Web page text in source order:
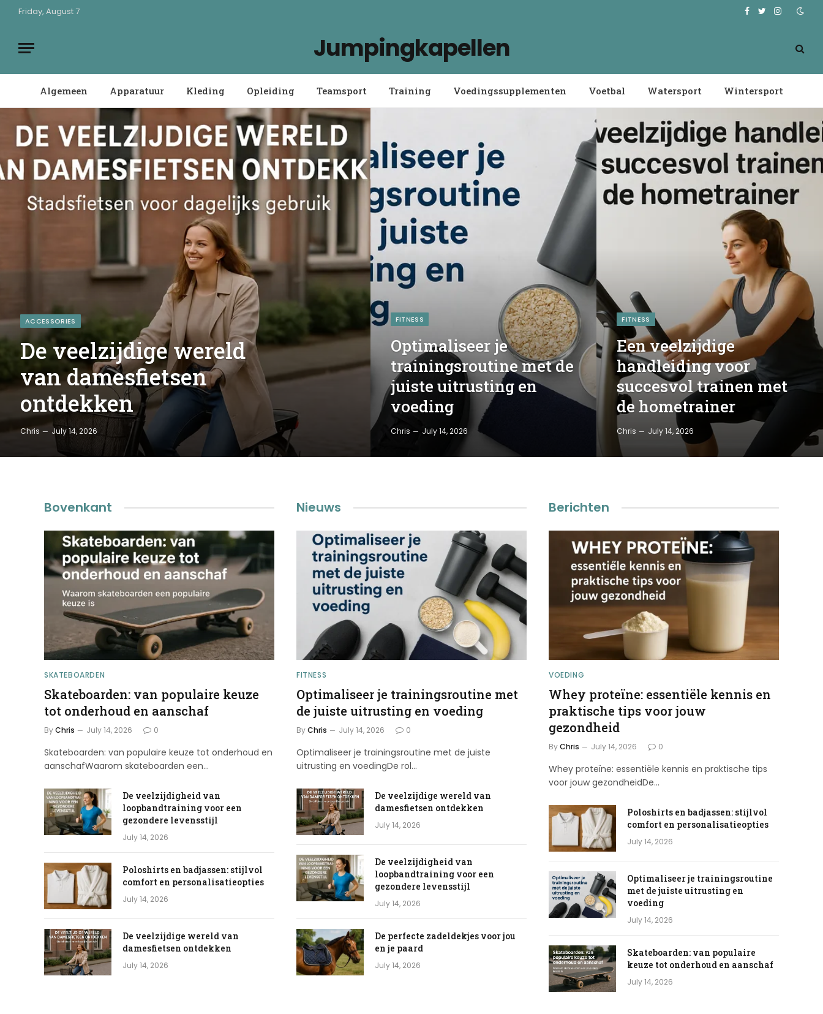
Friday, August 7 Facebook
TwitterInstagram
Jumpingkapellen
Algemeen Apparatuur Kleding Opleiding Teamsport Training Voedingssupplementen Voetbal Watersport Wintersport
ACCESSORIES
De veelzijdige wereld
van damesfietsen
ontdekken
Chris July 14, 2026
FITNESS
Optimaliseer je
trainingsroutine met de
juiste uitrusting en
voeding
Chris July 14, 2026
FITNESS
Een veelzijdige
handleiding voor
succesvol trainen met
de hometrainer
Chris July 14, 2026
Bovenkant
SKATEBOARDEN
Skateboarden: van populaire keuze
tot onderhoud en aanschaf
ByChris July 14, 2026 0
Skateboarden: van populaire keuze tot onderhoud en
aanschafWaarom skateboarden een…
De veelzijdigheid van
loopbandtraining voor een
gezondere levensstijl
July 14, 2026
Poloshirts en badjassen: stijlvol
comfort en personalisatieopties
July 14, 2026
De veelzijdige wereld van
damesfietsen ontdekken
July 14, 2026
Nieuws
FITNESS
Optimaliseer je trainingsroutine met
de juiste uitrusting en voeding
ByChris July 14, 2026 0
Optimaliseer je trainingsroutine met de juiste
uitrusting en voedingDe rol…
De veelzijdige wereld van
damesfietsen ontdekken
July 14, 2026
De veelzijdigheid van
loopbandtraining voor een
gezondere levensstijl
July 14, 2026
De perfecte zadeldekjes voor jou
en je paard
July 14, 2026
Berichten
VOEDING
Whey proteïne: essentiële kennis en
praktische tips voor jouw
gezondheid
ByChris July 14, 2026 0
Whey proteïne: essentiële kennis en praktische tips
voor jouw gezondheidDe…
Poloshirts en badjassen: stijlvol
comfort en personalisatieopties
July 14, 2026
Optimaliseer je trainingsroutine
met de juiste uitrusting en
voeding
July 14, 2026
Skateboarden: van populaire
keuze tot onderhoud en aanschaf
July 14, 2026